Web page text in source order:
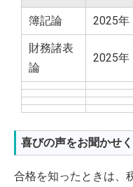
簿記論 2025年
財務諸表
論
2025年
喜びの声をお聞かせ
合格を知ったときは、